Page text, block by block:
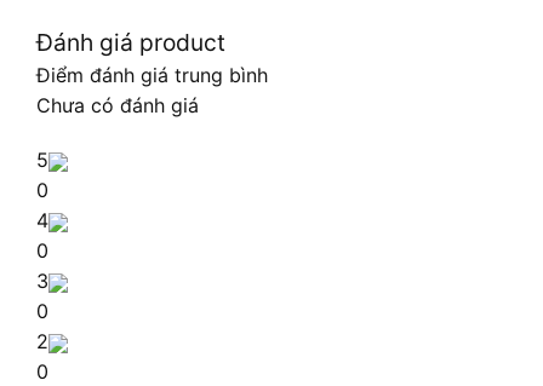
Đánh giá product
Điểm đánh giá trung bình
Chưa có đánh giá
5
0
4
0
3
0
2
0